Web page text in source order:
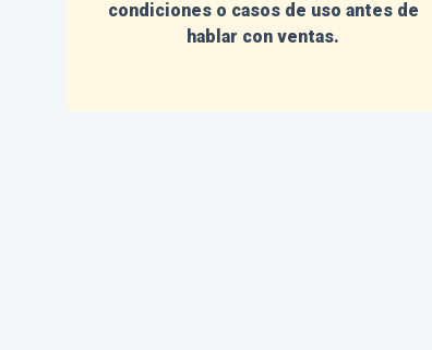
condiciones o casos de uso antes de
hablar con ventas.